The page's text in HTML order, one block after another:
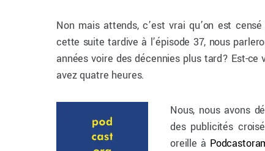
Non mais attends, c’est vrai qu’on est
cette suite tardive à l’épisode 37, nous
années voire des décennies plus tard? Est-
avez quatre heures.
Nous, nous avons
des publicités
oreille à